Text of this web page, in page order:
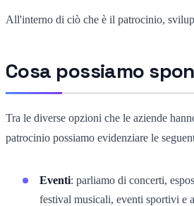
All'interno di ciò che è il patrocinio,
Cosa possiamo
Tra le diverse opzioni che le aziende
patrocinio possiamo evidenziare le
Eventi: parliamo di concerti,
festival musicali, eventi sportivi e